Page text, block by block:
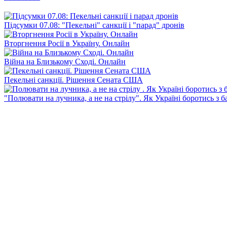
Підсумки 07.08: "Пекельні" санкції і "парад" дронів
Вторгнення Росії в Україну. Онлайн
Війна на Близькому Сході. Онлайн
Пекельні санкції. Рішення Сената США
"Полювати на лучника, а не на стрілу". Як Україні боротись з